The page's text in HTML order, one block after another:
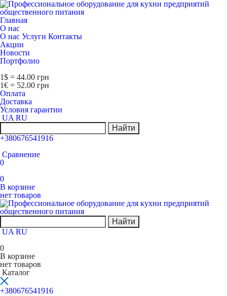
Главная
О нас
О нас Услуги Контакты
Акции
Новости
Портфолио
1$ = 44.00 грн
1€ = 52.00 грн
Оплата
Доставка
Условия гарантии
UA RU
Найти
+380676541916
Сравнение
0
0
В корзине
нет товаров
Найти
UA RU
0
В корзине
нет товаров
Каталог
+380676541916